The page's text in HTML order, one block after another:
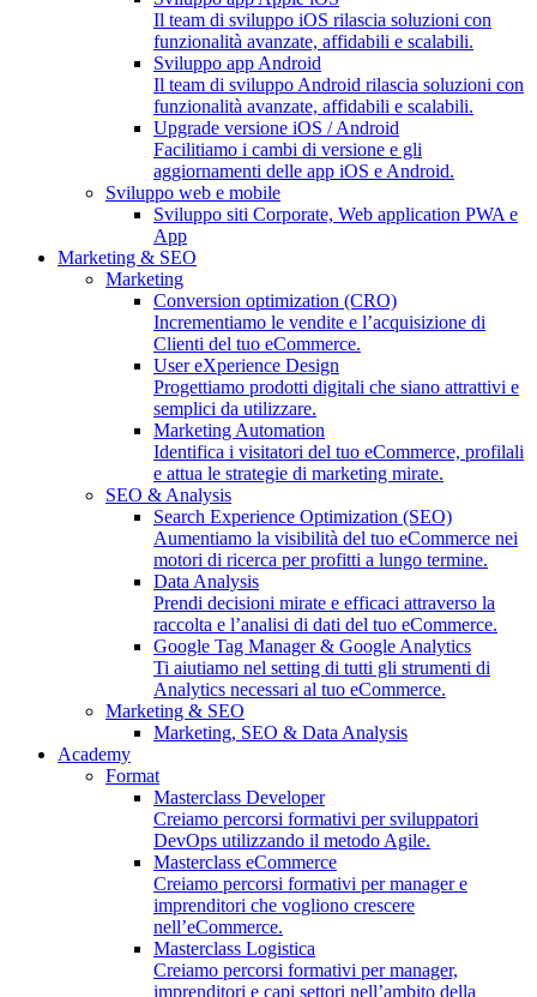
Il team di sviluppo iOS rilascia soluzioni con
funzionalità avanzate, affidabili e scalabili.
Sviluppo app Android
Il team di sviluppo Android rilascia soluzioni con
funzionalità avanzate, affidabili e scalabili.
Upgrade versione iOS / Android
Facilitiamo i cambi di versione e gli
aggiornamenti delle app iOS e Android.
Sviluppo web e mobile
Sviluppo siti Corporate, Web application PWA e
App
Marketing & SEO
Marketing
Conversion optimization (CRO)
Incrementiamo le vendite e l’acquisizione di
Clienti del tuo eCommerce.
User eXperience Design
Progettiamo prodotti digitali che siano attrattivi e
semplici da utilizzare.
Marketing Automation
Identifica i visitatori del tuo eCommerce, profilali
e attua le strategie di marketing mirate.
SEO & Analysis
Search Experience Optimization (SEO)
Aumentiamo la visibilità del tuo eCommerce nei
motori di ricerca per profitti a lungo termine.
Data Analysis
Prendi decisioni mirate e efficaci attraverso la
raccolta e l’analisi di dati del tuo eCommerce.
Google Tag Manager & Google Analytics
Ti aiutiamo nel setting di tutti gli strumenti di
Analytics necessari al tuo eCommerce.
Marketing & SEO
Marketing, SEO & Data Analysis
Academy
Format
Masterclass Developer
Creiamo percorsi formativi per sviluppatori
DevOps utilizzando il metodo Agile.
Masterclass eCommerce
Creiamo percorsi formativi per manager e
imprenditori che vogliono crescere
nell’eCommerce.
Masterclass Logistica
Creiamo percorsi formativi per manager,
imprenditori e capi settori nell’ambito della